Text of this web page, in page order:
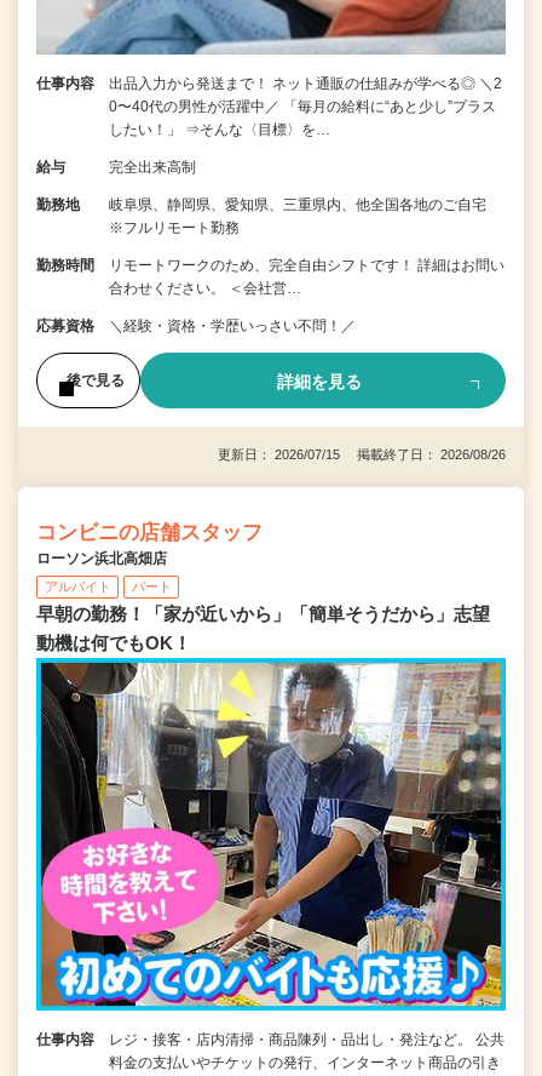
仕事内容
出品入力から発送まで！ ネット通販の仕組みが学べる◎ ＼2
0〜40代の男性が活躍中／ 「毎月の給料に“あと少し”プラス
したい！」 ⇒そんな〈目標〉を…
給与 完全出来高制
勤務地
岐阜県、静岡県、愛知県、三重県内、他全国各地のご自宅
※フルリモート勤務
勤務時間
リモートワークのため、完全自由シフトです！ 詳細はお問い
合わせください。 ＜会社営…
応募資格 ＼経験・資格・学歴いっさい不問！／
後で見る 詳細を見る
更新日： 2026/07/15 掲載終了日： 2026/08/26
コンビニの店舗スタッフ
ローソン浜北高畑店
アルバイト パート
早朝の勤務！「家が近いから」「簡単そうだから」志望
動機は何でもOK！
仕事内容
レジ・接客・店内清掃・商品陳列・品出し・発注など。 公共
料金の支払いやチケットの発行、インターネット商品の引き